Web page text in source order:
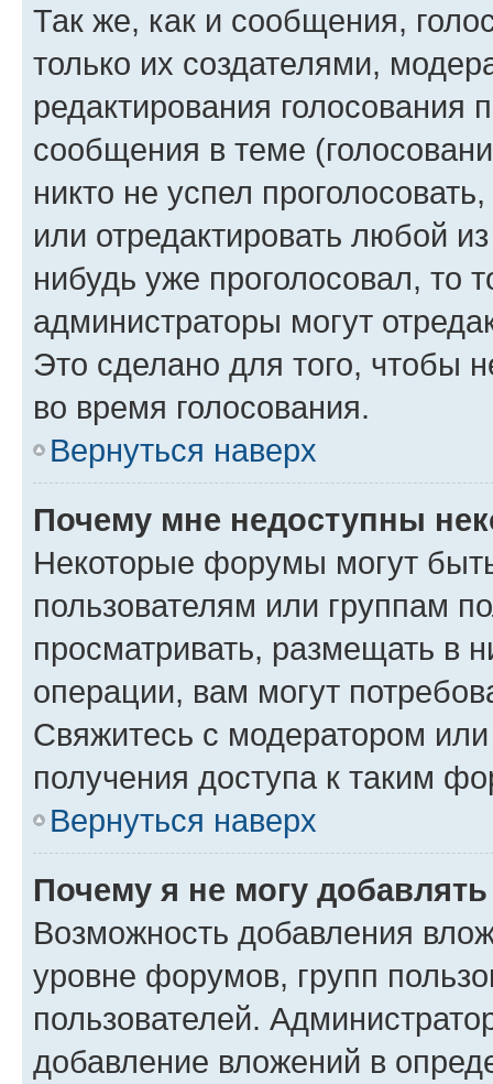
Так же, как и сообщения,
только их создателями,
редактирования голосования
сообщения в теме
никто не успел
или отредактировать любой
нибудь уже проголосовал, то
администраторы могут
Это сделано для того, чтобы
во время голосования.
Вернуться наверх
Почему мне недоступны
Некоторые форумы могут
пользователям или группам
просматривать, размещать в
операции, вам могут
Свяжитесь с модератором
получения доступа к таким
Вернуться наверх
Почему я не могу
Возможность добавления
уровне форумов, групп
пользователей.
добавление вложений в